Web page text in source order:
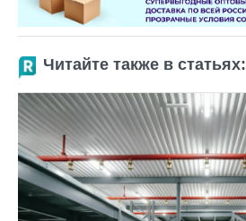
Читайте также в статьях: